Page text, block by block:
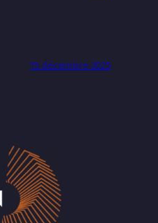
15 décembre 2025